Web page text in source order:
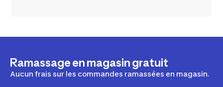
Ramassage en magasin gratuit
Aucun frais sur les commandes ramassées en magasin.